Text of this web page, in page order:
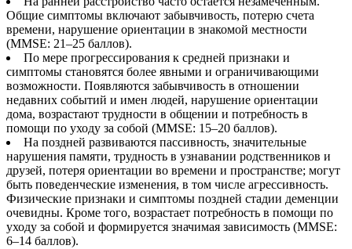
Общие симптомы включают забывчивость, потерю счета
времени, нарушение ориентации в знакомой местности
(MMSE: 21–25 баллов).
По мере прогрессирования к средней признаки и
симптомы становятся более явными и ограничивающими
возможности. Появляются забывчивость в отношении
недавних событий и имен людей, нарушение ориентации
дома, возрастают трудности в общении и потребность в
помощи по уходу за собой (MMSE: 15–20 баллов).
На поздней развиваются пассивность, значительные
нарушения памяти, трудность в узнавании родственников и
друзей, потеря ориентации во времени и пространстве; могут
быть поведенческие изменения, в том числе агрессивность.
Физические признаки и симптомы поздней стадии деменции
очевидны. Кроме того, возрастает потребность в помощи по
уходу за собой и формируется значимая зависимость (MMSE:
6–14 баллов).